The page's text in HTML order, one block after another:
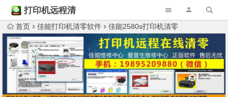
打印机远程清
零首页 佳能打印机清零软件 佳能2580s打印机清零